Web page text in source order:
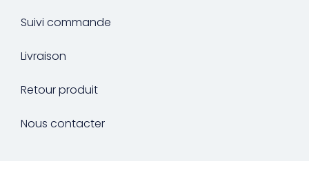
Suivi commande
Livraison
Retour produit
Nous contacter